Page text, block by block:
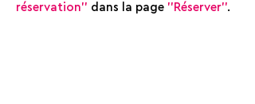
réservation'' dans la page ''Réserver''.